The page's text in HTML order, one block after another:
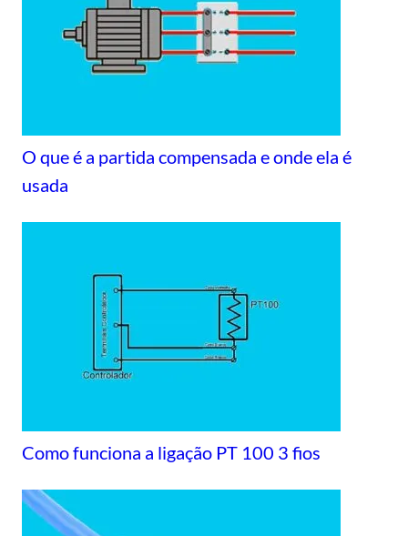
O que é a partida compensada e onde ela é
usada
Como funciona a ligação PT 100 3 fios